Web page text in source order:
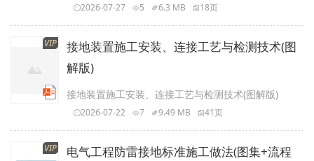
2026-07-27 5 6.3 MB 18页
VIP
接地装置施工安装、连接工艺与检测技术(图
解版)
接地装置施工安装、连接工艺与检测技术(图解版)
2026-07-22 7 9.49 MB 41页
VIP
电气工程防雷接地标准施工做法(图集+流程